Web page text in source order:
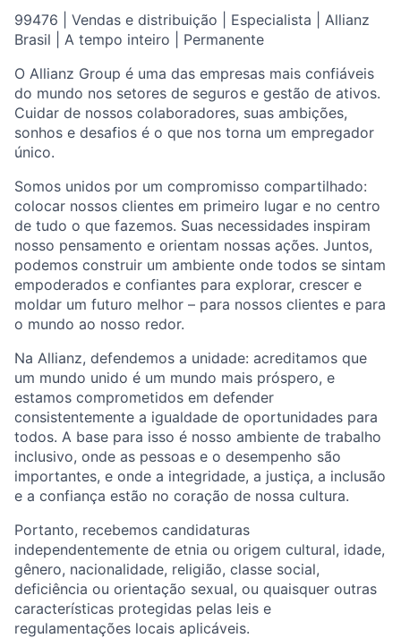
99476 | Vendas e distribuição | Especialista | Allianz
Brasil | A tempo inteiro | Permanente
O Allianz Group é uma das empresas mais confiáveis
do mundo nos setores de seguros e gestão de ativos.
Cuidar de nossos colaboradores, suas ambições,
sonhos e desafios é o que nos torna um empregador
único.
Somos unidos por um compromisso compartilhado:
colocar nossos clientes em primeiro lugar e no centro
de tudo o que fazemos. Suas necessidades inspiram
nosso pensamento e orientam nossas ações. Juntos,
podemos construir um ambiente onde todos se sintam
empoderados e confiantes para explorar, crescer e
moldar um futuro melhor – para nossos clientes e para
o mundo ao nosso redor.
Na Allianz, defendemos a unidade: acreditamos que
um mundo unido é um mundo mais próspero, e
estamos comprometidos em defender
consistentemente a igualdade de oportunidades para
todos. A base para isso é nosso ambiente de trabalho
inclusivo, onde as pessoas e o desempenho são
importantes, e onde a integridade, a justiça, a inclusão
e a confiança estão no coração de nossa cultura.
Portanto, recebemos candidaturas
independentemente de etnia ou origem cultural, idade,
gênero, nacionalidade, religião, classe social,
deficiência ou orientação sexual, ou quaisquer outras
características protegidas pelas leis e
regulamentações locais aplicáveis.